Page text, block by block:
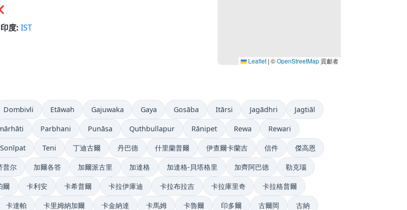
度: IST
Leaflet | ©OpenStreetMap貢獻者
Dombivli Etāwah Gajuwaka Gaya Gosāba Itārsi Jagādhri Jagtiāl
Parbhani Punāsa Quthbullapur Rānipet Rewa Rewari
Sonīpat Teni 丁迪古爾 丹巴德 什里蘭普爾 伊查爾卡蘭吉 信件 傑高恩
普尔 加爾各答 加爾派古里 加達格 加達格-貝塔格里 加齊阿巴德 勒克瑙
爾 卡利安 卡希普爾 卡拉伊庫迪 卡拉布拉吉 卡拉庫里奇 卡拉格普爾
卡達帕 卡里姆納加爾 卡金納達 卡馬姆 卡魯爾 印多爾 古爾岡 古納